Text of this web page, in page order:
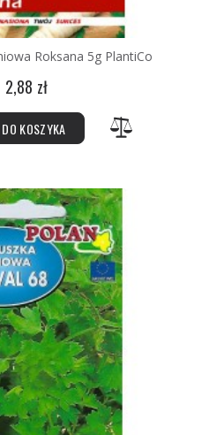
Roksana 5g PlantiCo
2,88 zł
DO KOSZYKA